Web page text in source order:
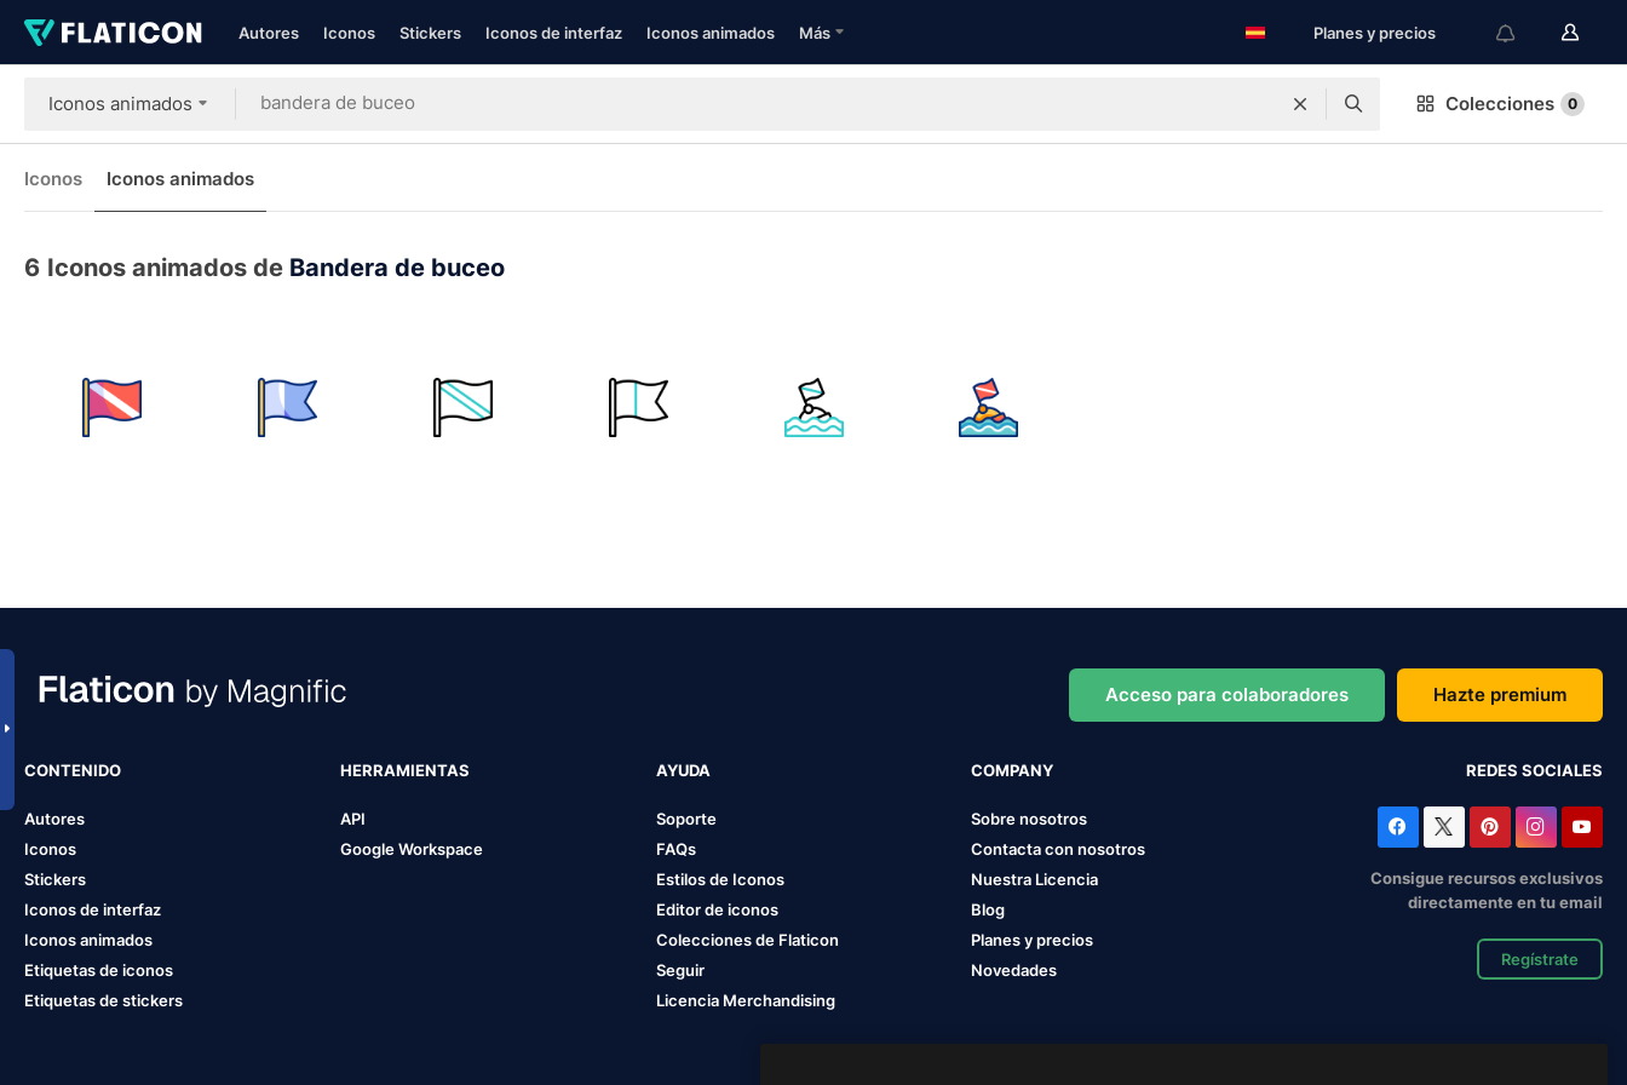
Autores Iconos Stickers Iconos de interfaz Iconos animados Más Planes y precios
Iconos animados Colecciones 0
Iconos Iconos animados
6 Iconos animados de Bandera de buceo
Acceso para colaboradores Hazte premium
CONTENIDO
Autores
Iconos
Stickers
Iconos de interfaz
Iconos animados
Etiquetas de iconos
Etiquetas de stickers
HERRAMIENTAS
API
Google Workspace
AYUDA
Soporte
FAQs
Estilos de Iconos
Editor de iconos
Colecciones de Flaticon
Seguir
Licencia Merchandising
COMPANY
Sobre nosotros
Contacta con nosotros
Nuestra Licencia
Blog
Planes y precios
Novedades
REDES SOCIALES
Consigue recursos exclusivos
directamente en tu email
Regístrate